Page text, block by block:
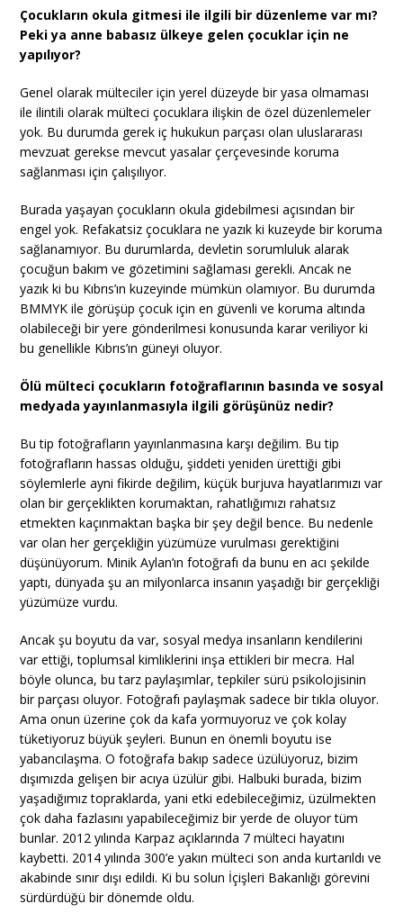
Çocukların okula gitmesi ile ilgili bir düzenleme var mı?
Peki ya anne babasız ülkeye gelen çocuklar için ne
yapılıyor?
Genel olarak mülteciler için yerel düzeyde bir yasa olmaması
ile ilintili olarak mülteci çocuklara ilişkin de özel düzenlemeler
yok. Bu durumda gerek iç hukukun parçası olan uluslararası
mevzuat gerekse mevcut yasalar çerçevesinde koruma
sağlanması için çalışılıyor.
Burada yaşayan çocukların okula gidebilmesi açısından bir
engel yok. Refakatsiz çocuklara ne yazık ki kuzeyde bir koruma
sağlanamıyor. Bu durumlarda, devletin sorumluluk alarak
çocuğun bakım ve gözetimini sağlaması gerekli. Ancak ne
yazık ki bu Kıbrıs’ın kuzeyinde mümkün olamıyor. Bu durumda
BMMYK ile görüşüp çocuk için en güvenli ve koruma altında
olabileceği bir yere gönderilmesi konusunda karar veriliyor ki
bu genellikle Kıbrıs’ın güneyi oluyor.
Ölü mülteci çocukların fotoğraflarının basında ve sosyal
medyada yayınlanmasıyla ilgili görüşünüz nedir?
Bu tip fotoğrafların yayınlanmasına karşı değilim. Bu tip
fotoğrafların hassas olduğu, şiddeti yeniden ürettiği gibi
söylemlerle ayni fikirde değilim, küçük burjuva hayatlarımızı var
olan bir gerçeklikten korumaktan, rahatlığımızı rahatsız
etmekten kaçınmaktan başka bir şey değil bence. Bu nedenle
var olan her gerçekliğin yüzümüze vurulması gerektiğini
düşünüyorum. Minik Aylan’ın fotoğrafı da bunu en acı şekilde
yaptı, dünyada şu an milyonlarca insanın yaşadığı bir gerçekliği
yüzümüze vurdu.
Ancak şu boyutu da var, sosyal medya insanların kendilerini
var ettiği, toplumsal kimliklerini inşa ettikleri bir mecra. Hal
böyle olunca, bu tarz paylaşımlar, tepkiler sürü psikolojisinin
bir parçası oluyor. Fotoğrafı paylaşmak sadece bir tıkla oluyor.
Ama onun üzerine çok da kafa yormuyoruz ve çok kolay
tüketiyoruz büyük şeyleri. Bunun en önemli boyutu ise
yabancılaşma. O fotoğrafa bakıp sadece üzülüyoruz, bizim
dışımızda gelişen bir acıya üzülür gibi. Halbuki burada, bizim
yaşadığımız topraklarda, yani etki edebileceğimiz, üzülmekten
çok daha fazlasını yapabileceğimiz bir yerde de oluyor tüm
bunlar. 2012 yılında Karpaz açıklarında 7 mülteci hayatını
kaybetti. 2014 yılında 300’e yakın mülteci son anda kurtarıldı ve
akabinde sınır dışı edildi. Ki bu solun İçişleri Bakanlığı görevini
sürdürdüğü bir dönemde oldu.